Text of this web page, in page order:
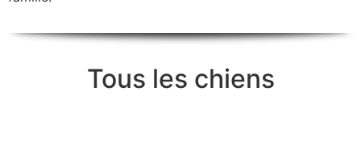
Tous les chiens